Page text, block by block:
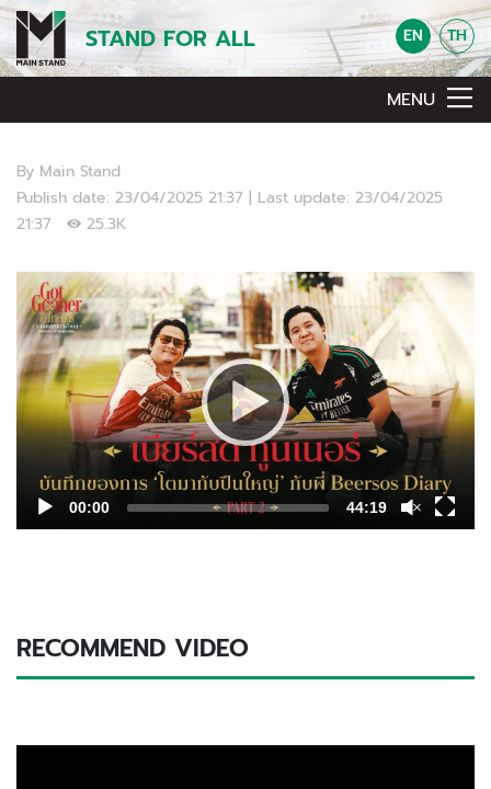
STAND FOR ALL EN TH
MENU
By Main Stand
Publish date: 23/04/2025 21:37 | Last update: 23/04/2025
21:37
25.3K
Video Player
00:00 44:19
RECOMMEND VIDEO